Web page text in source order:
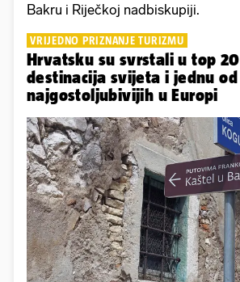
Bakru i Riječkoj nadbiskupiji.
VRIJEDNO PRIZNANJE TURIZMU
Hrvatsku su svrstali u top 20
destinacija svijeta i jednu od
najgostoljubivijih u Europi